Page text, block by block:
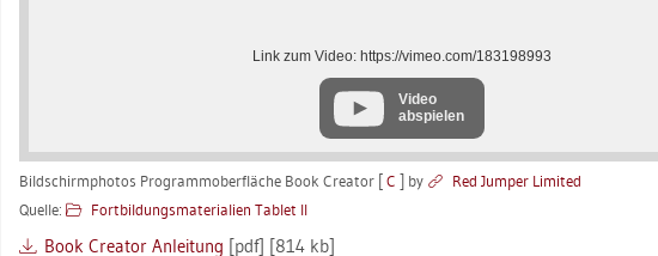
Link zum Video: https://​vimeo.​com/​183198993
Video
abspielen
Bild­schirm­pho­tos Pro­gram­mo­ber­flä­che Book Crea­tor [C ] by
Red Jum­per Li­mi­ted
Quel­le:
Fort­bil­dungs­ma­te­ria­li­en Ta­blet II
Book Crea­tor An­lei­tung [pdf] [814 kb]